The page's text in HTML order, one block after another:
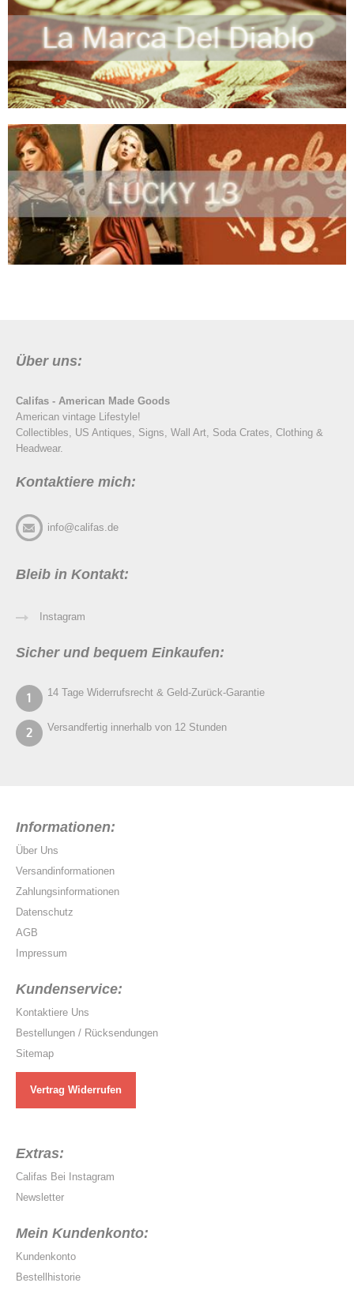
Über uns:
Califas - American Made Goods
American vintage Lifestyle!
Collectibles, US Antiques, Signs, Wall Art, Soda Crates, Clothing &
Headwear.
Kontaktiere mich:
info@califas.de
Bleib in Kontakt:
Instagram
Sicher und bequem Einkaufen:
14 Tage Widerrufsrecht & Geld-Zurück-Garantie
Versandfertig innerhalb von 12 Stunden
Informationen:
Über Uns
Versandinformationen
Zahlungsinformationen
Datenschutz
AGB
Impressum
Kundenservice:
Kontaktiere Uns
Bestellungen / Rücksendungen
Sitemap
Vertrag Widerrufen
Extras:
Califas Bei Instagram
Newsletter
Mein Kundenkonto:
Kundenkonto
Bestellhistorie